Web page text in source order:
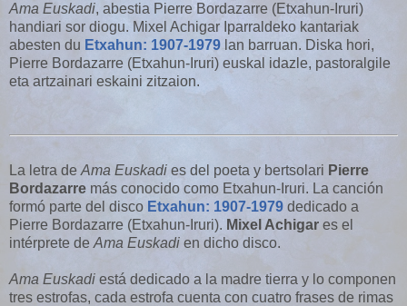
Ama Euskadi, abestia Pierre Bordazarre (Etxahun-Iruri)
handiari sor diogu. Mixel Achigar Iparraldeko kantariak
abesten du Etxahun: 1907-1979 lan barruan. Diska hori,
Pierre Bordazarre (Etxahun-Iruri) euskal idazle, pastoralgile
eta artzainari eskaini zitzaion.
La letra de Ama Euskadi es del poeta y bertsolari Pierre
Bordazarre más conocido como Etxahun-Iruri. La canción
formó parte del disco Etxahun: 1907-1979 dedicado a
Pierre Bordazarre (Etxahun-Iruri). Mixel Achigar es el
intérprete de Ama Euskadi en dicho disco.
Ama Euskadi está dedicado a la madre tierra y lo componen
tres estrofas, cada estrofa cuenta con cuatro frases de rimas